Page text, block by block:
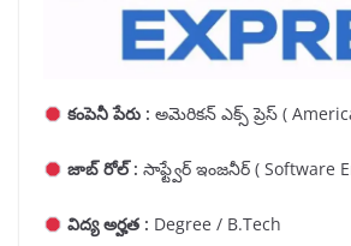
కంపెనీ పేరు : అమెరికన్ ఎక్స్ ప్రెస్ (
జాబ్ రోల్ : సాఫ్ట్వేర్ ఇంజనీర్ ( Software
విద్య అర్హత : Degree / B.Tech